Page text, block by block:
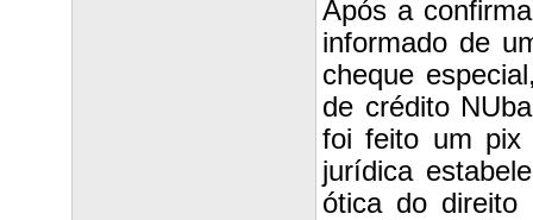
Após a
informado de
cheque
de crédito
foi feito um
jurídica
ótica do